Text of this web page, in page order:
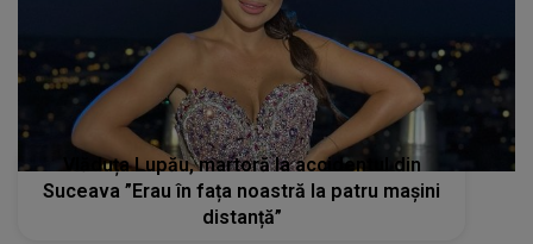
Vlăduța Lupău, martoră la accidentul din
Suceava ”Erau în fața noastră la patru mașini
distanță”